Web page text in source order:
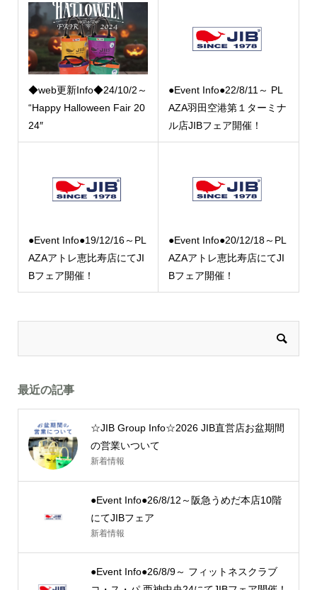
◆web更新Info◆24/10/2～
“Happy Halloween Fair 20
24″
●Event Info●22/8/11～ PL
AZA羽田空港第１ターミナ
ル店JIBフェア開催！
●Event Info●19/12/16～PL
AZAアトレ恵比寿店にてJI
Bフェア開催！
●Event Info●20/12/18～PL
AZAアトレ恵比寿店にてJI
Bフェア開催！
最近の記事
☆JIB Group Info☆2026 JIB直営店お盆期間
の営業いついて
新着情報
●Event Info●26/8/12～阪急うめだ本店10階
にてJIBフェア
新着情報
●Event Info●26/8/9～ フィットネスクラブ